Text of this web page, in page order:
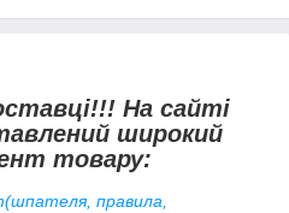
На сайті
широкий
товару:
правила,